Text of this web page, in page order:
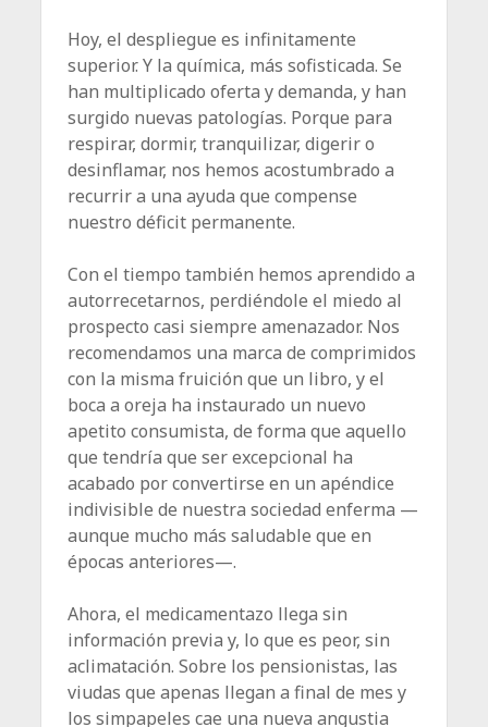
Hoy, el despliegue es infinitamente
superior. Y la química, más sofisticada. Se
han multiplicado oferta y demanda, y han
surgido nuevas patologías. Porque para
respirar, dormir, tranquilizar, digerir o
desinflamar, nos hemos acostumbrado a
recurrir a una ayuda que compense
nuestro déficit permanente.
Con el tiempo también hemos aprendido a
autorrecetarnos, perdiéndole el miedo al
prospecto casi siempre amenazador. Nos
recomendamos una marca de comprimidos
con la misma fruición que un libro, y el
boca a oreja ha instaurado un nuevo
apetito consumista, de forma que aquello
que tendría que ser excepcional ha
acabado por convertirse en un apéndice
indivisible de nuestra sociedad enferma —
aunque mucho más saludable que en
épocas anteriores—.
Ahora, el medicamentazo llega sin
información previa y, lo que es peor, sin
aclimatación. Sobre los pensionistas, las
viudas que apenas llegan a final de mes y
los simpapeles cae una nueva angustia